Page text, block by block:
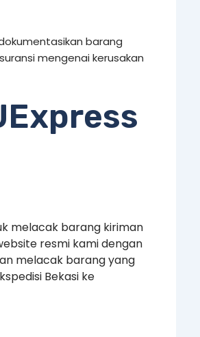
barang
mengenai kerusakan
melacak barang kiriman
resmi kami dengan
melacak barang yang
Bekasi ke